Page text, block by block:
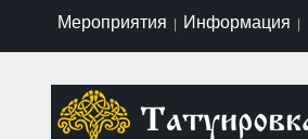
Мероприятия Информация